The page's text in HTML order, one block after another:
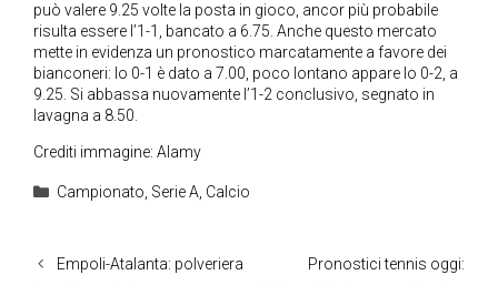
può valere 9.25 volte la posta in gioco, ancor più probabile
risulta essere l’1-1, bancato a 6.75. Anche questo mercato
mette in evidenza un pronostico marcatamente a favore dei
bianconeri: lo 0-1 è dato a 7.00, poco lontano appare lo 0-2, a
9.25. Si abbassa nuovamente l’1-2 conclusivo, segnato in
lavagna a 8.50.
Crediti immagine: Alamy
Categorie
Campionato, Serie A, Calcio
Empoli-Atalanta: polveriera
Pronostici tennis oggi: